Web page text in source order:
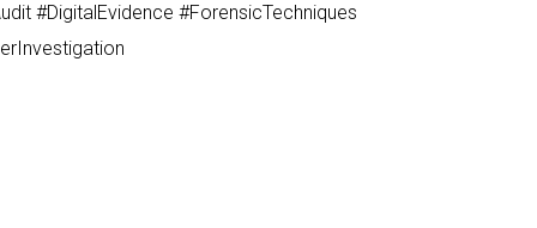
#DigitalEvidence #ForensicTechniques